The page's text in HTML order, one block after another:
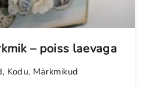
– poiss laevaga
, Kodu, Märkmikud